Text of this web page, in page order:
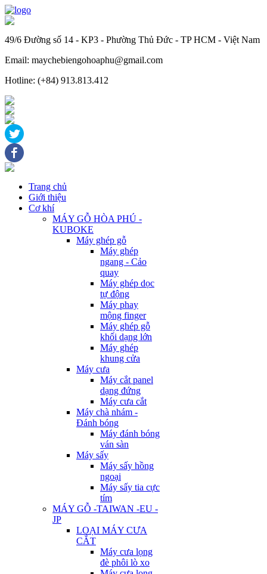
49/6 Đường số 14 - KP3 - Phường Thủ Đức - TP HCM - Việt Nam
Email: maychebiengohoaphu@gmail.com
Hotline: (+84) 913.813.412
Trang chủ
Giới thiệu
Cơ khí
MÁY GỖ HÒA PHÚ -
KUBOKE
Máy ghép gỗ
Máy ghép
ngang - Cảo
quay
Máy ghép dọc
tự động
Máy phay
mộng finger
Máy ghép gỗ
khối dạng lớn
Máy ghép
khung cửa
Máy cưa
Máy cắt panel
dạng đứng
Máy cưa cắt
Máy chà nhám -
Đánh bóng
Máy đánh bóng
ván sàn
Máy sấy
Máy sấy hồng
ngoại
Máy sấy tia cực
tím
MÁY GỖ -TAIWAN -EU -
JP
LOẠI MÁY CƯA
CẮT
Máy cưa lọng
đè phôi lò xo